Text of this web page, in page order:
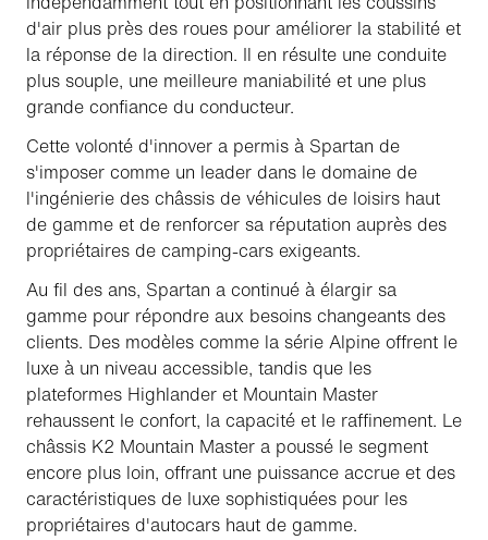
d'air plus près des roues pour améliorer la stabilité et
la réponse de la direction. Il en résulte une conduite
plus souple, une meilleure maniabilité et une plus
grande confiance du conducteur.
Cette volonté d'innover a permis à Spartan de
s'imposer comme un leader dans le domaine de
l'ingénierie des châssis de véhicules de loisirs haut
de gamme et de renforcer sa réputation auprès des
propriétaires de camping-cars exigeants.
Au fil des ans, Spartan a continué à élargir sa
gamme pour répondre aux besoins changeants des
clients. Des modèles comme la série Alpine offrent le
luxe à un niveau accessible, tandis que les
plateformes Highlander et Mountain Master
rehaussent le confort, la capacité et le raffinement. Le
châssis K2 Mountain Master a poussé le segment
encore plus loin, offrant une puissance accrue et des
caractéristiques de luxe sophistiquées pour les
propriétaires d'autocars haut de gamme.